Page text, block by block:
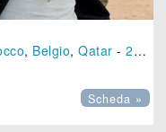
, Belgio,Qatar -2023
Scheda »